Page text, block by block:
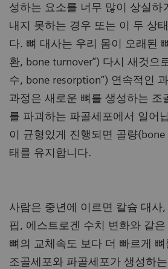
성하는 요소를 너무 많이 상실하
내지 못하는 경우 또는 이 두 상
다. 뼈 대사는 우리 몸이 오래된
환, bone turnover”) 다시 새것으
수, bone resorption”) 연속적인
과정은 새로운 뼈를 생성하는 조
를 파괴하는 파골세포에서 일어
이 균형있게 진행되면 골량
태를 유지합니다.
사람은 중년에 이르면 칼슘 대사
핍, 에스트로겐 수치 변화와 같
뼈의 교체속도 보다 더 빠르게
조골세포와 파골세포가 생성하